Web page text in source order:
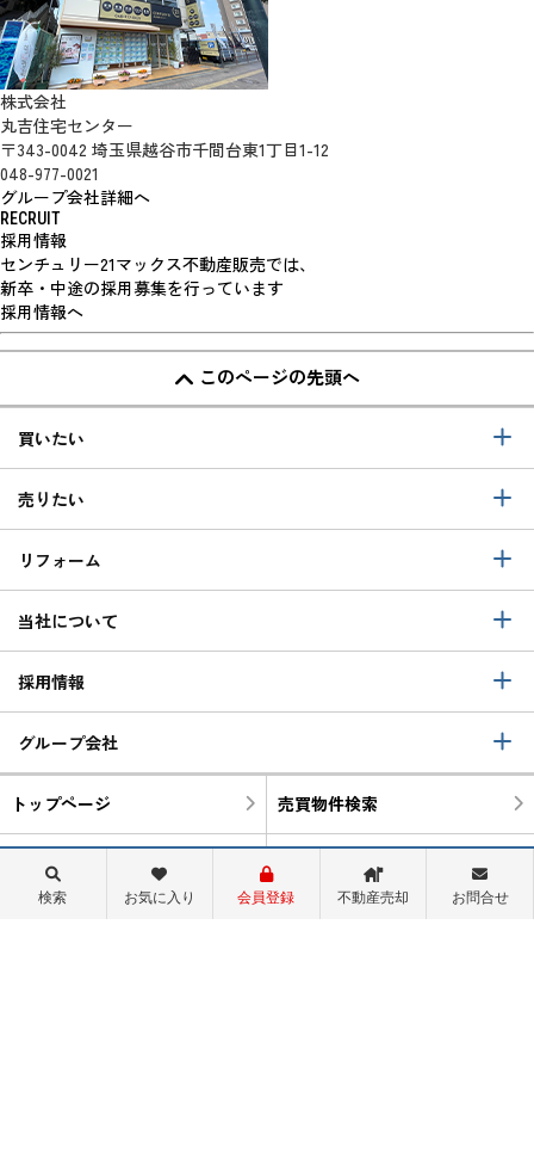
株式会社
丸吉住宅センター
〒343-0042 埼玉県越谷市千間台東1丁目1-12
048-977-0021
グループ会社詳細へ
RECRUIT
採用情報
センチュリー21マックス不動産販売では、
新卒・中途の採用募集を行っています
採用情報へ
このページの先頭へ
買いたい
売りたい
リフォーム
当社について
採用情報
グループ会社
トップページ 売買物件検索
町名から検索 学区から検索
物件閲覧履歴 検索履歴
検索 お気に入り 会員登録 不動産売却 お問合せ